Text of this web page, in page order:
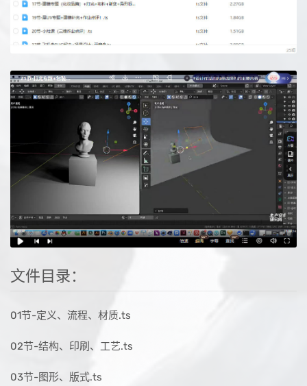
文件目录：
01节-定义、流程、材质.ts
02节-结构、印刷、工艺.ts
03节-图形、版式.ts